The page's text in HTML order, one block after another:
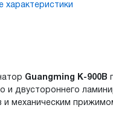
характеристики
Guangming K-900B
и двустороннего
и механическим